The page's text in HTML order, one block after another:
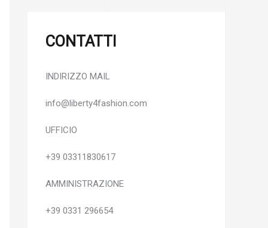
CONTATTI
INDIRIZZO MAIL
info@liberty4fashion.com
UFFICIO
+39 03311830617
AMMINISTRAZIONE
+39 0331 296654